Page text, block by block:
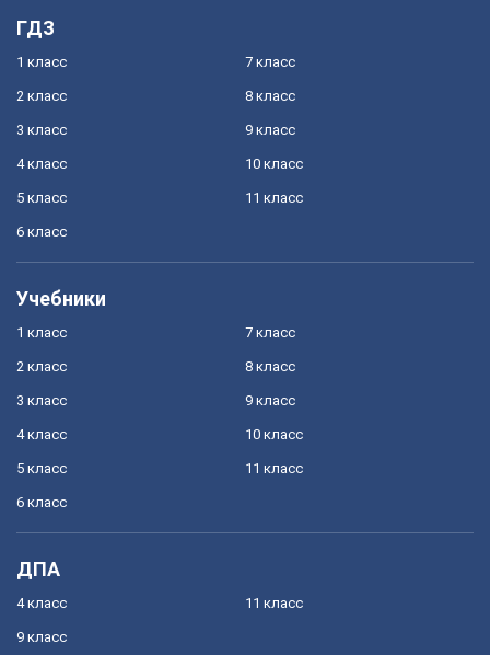
ГДЗ
1 класс
2 класс
3 класс
4 класс
5 класс
6 класс
7 класс
8 класс
9 класс
10 класс
11 класс
Учебники
1 класс
2 класс
3 класс
4 класс
5 класс
6 класс
7 класс
8 класс
9 класс
10 класс
11 класс
ДПА
4 класс
9 класс
11 класс